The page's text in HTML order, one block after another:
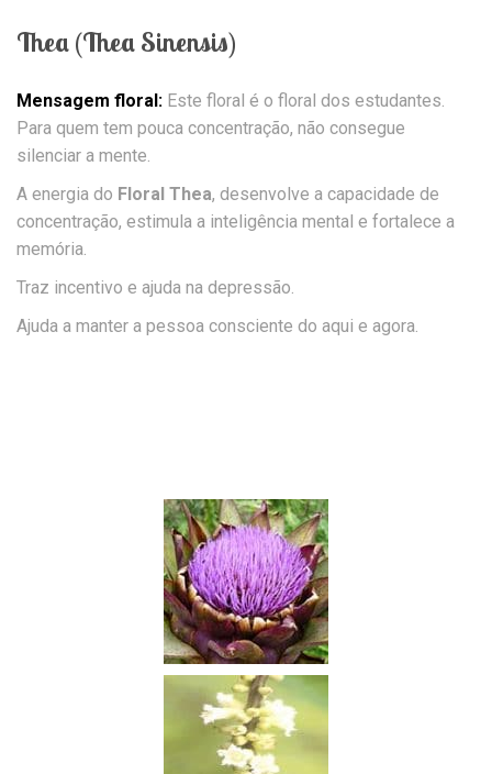
Thea (Thea Sinensis)
Mensagem floral: Este floral é o floral dos estudantes.
Para quem tem pouca concentração, não consegue
silenciar a mente.
A energia do Floral Thea, desenvolve a capacidade de
concentração, estimula a inteligência mental e fortalece a
memória.
Traz incentivo e ajuda na depressão.
Ajuda a manter a pessoa consciente do aqui e agora.